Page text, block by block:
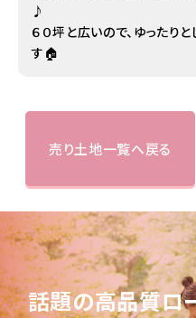
♪
６０坪と広いので、ゆったり
す🏠
売り土地一覧へ戻る
話題の高品質ロ